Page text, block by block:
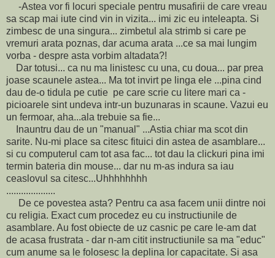
-Astea vor fi locuri speciale pentru musafirii de care vreau
sa scap mai iute cind vin in vizita... imi zic eu inteleapta. Si
zimbesc de una singura... zimbetul ala strimb si care pe
vremuri arata poznas, dar acuma arata ...ce sa mai lungim
vorba - despre asta vorbim altadata?!
Dar totusi... ca nu ma linistesc cu una, cu doua... par prea
joase scaunele astea... Ma tot invirt pe linga ele ...pina cind
dau de-o tidula pe cutie pe care scrie cu litere mari ca -
picioarele sint undeva intr-un buzunaras in scaune. Vazui eu
un fermoar, aha...ala trebuie sa fie...
Inauntru dau de un "manual" ...Astia chiar ma scot din
sarite. Nu-mi place sa citesc fituici din astea de asamblare...
si cu computerul cam tot asa fac... tot dau la clickuri pina imi
termin bateria din mouse... dar nu m-as indura sa iau
ceaslovul sa citesc...Uhhhhhhhh
....................
De ce povestea asta? Pentru ca asa facem unii dintre noi
cu religia. Exact cum procedez eu cu instructiunile de
asamblare. Au fost obiecte de uz casnic pe care le-am dat
de acasa frustrata - dar n-am citit instructiunile sa ma "educ"
cum anume sa le folosesc la deplina lor capacitate. Si asa